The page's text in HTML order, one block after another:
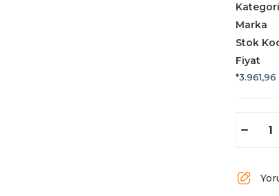
Kategori
Marka
Stok
Fiyat